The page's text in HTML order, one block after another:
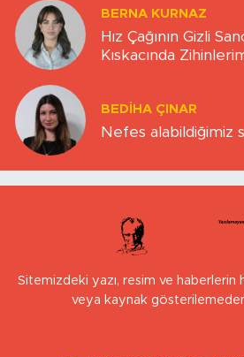
BERNA KURNAZ
Hız Çağının Gizli
Kıskacında
BEDIHA ÇINAR
Nefes alabildiğimiz
Sitemizdeki yazı, resim ve haberlerin
veya kaynak gösterilemeden